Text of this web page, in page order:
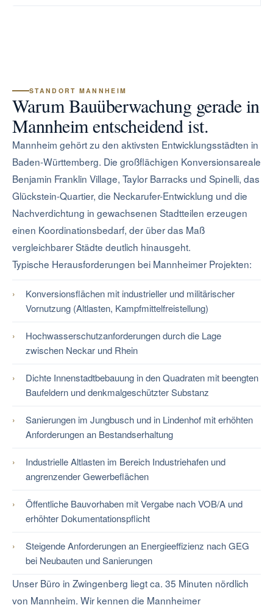
STANDORT MANNHEIM
Warum Bauüberwachung gerade in
Mannheim entscheidend ist.
Mannheim gehört zu den aktivsten Entwicklungsstädten in
Baden-Württemberg. Die großflächigen Konversionsareale
Benjamin Franklin Village, Taylor Barracks und Spinelli, das
Glückstein-Quartier, die Neckarufer-Entwicklung und die
Nachverdichtung in gewachsenen Stadtteilen erzeugen
einen Koordinationsbedarf, der über das Maß
vergleichbarer Städte deutlich hinausgeht.
Typische Herausforderungen bei Mannheimer Projekten:
Konversionsflächen mit industrieller und militärischer
Vornutzung (Altlasten, Kampfmittelfreistellung)
Hochwasserschutzanforderungen durch die Lage
zwischen Neckar und Rhein
Dichte Innenstadtbebauung in den Quadraten mit beengten
Baufeldern und denkmalgeschützter Substanz
Sanierungen im Jungbusch und in Lindenhof mit erhöhten
Anforderungen an Bestandserhaltung
Industrielle Altlasten im Bereich Industriehafen und
angrenzender Gewerbeflächen
Öffentliche Bauvorhaben mit Vergabe nach VOB/A und
erhöhter Dokumentationspflicht
Steigende Anforderungen an Energieeffizienz nach GEG
bei Neubauten und Sanierungen
Unser Büro in Zwingenberg liegt ca. 35 Minuten nördlich
von Mannheim. Wir kennen die Mannheimer